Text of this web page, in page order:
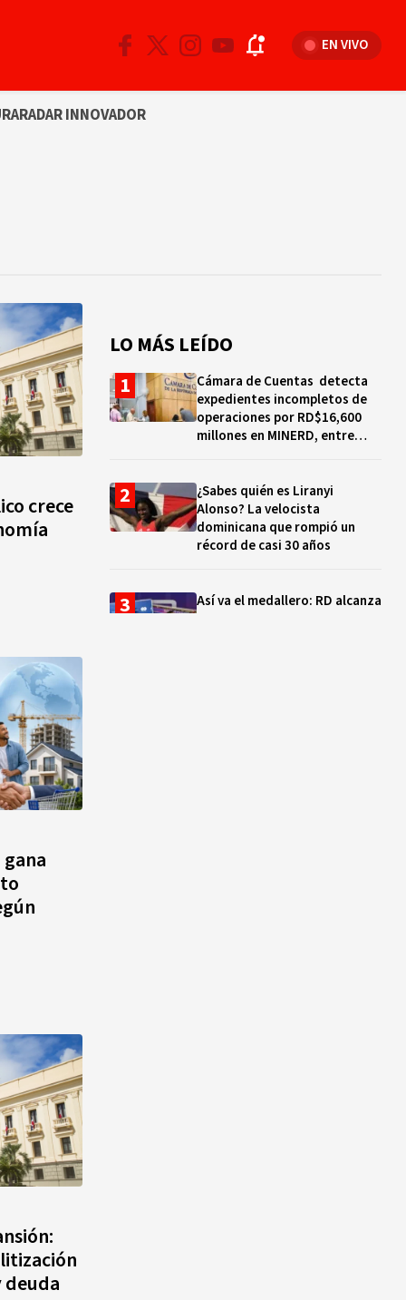
EN VIVO
RADAR INNOVADOR
crece
LO MÁS LEÍDO
Cámara de Cuentas detecta
expedientes incompletos de
operaciones por RD$16,600
millones en MINERD, entre
¿Sabes quién es Liranyi
Alonso? La velocista
dominicana que rompió un
récord de casi 30 años
Así va el medallero: RD alcanza